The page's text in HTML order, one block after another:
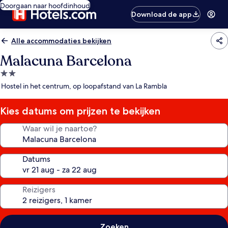
Doorgaan naar hoofdinhoud
Download de app
Alle accommodaties bekijken
Malacuna Barcelona
2.0-
sterrenaccommodatie
Hostel in het centrum, op loopafstand van La Rambla
Kies datums om prijzen te bekijken
Waar wil je naartoe?
Datums
Reizigers